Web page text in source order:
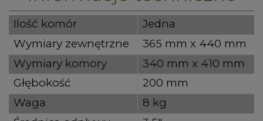
Ilość komór
Jedna
Wymiary zewnętrzne
365 mm x 440 mm
Wymiary komory
340 mm x 410 mm
Głębokość
200 mm
Waga
8 kg